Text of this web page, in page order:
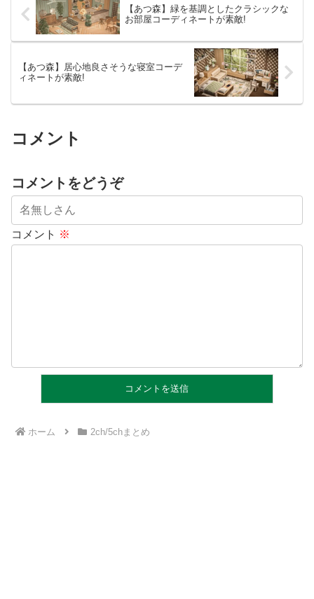
【あつ森】緑を基調としたクラシックな
お部屋コーディネートが素敵!
【あつ森】居心地良さそうな寝室コーデ
ィネートが素敵!
コメント
コメントをどうぞ
コメント ※
ホーム 2ch/5chまとめ